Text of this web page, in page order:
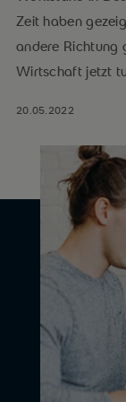
Zeit haben
andere Richtung
Wirtschaft jetzt
20.05.2022